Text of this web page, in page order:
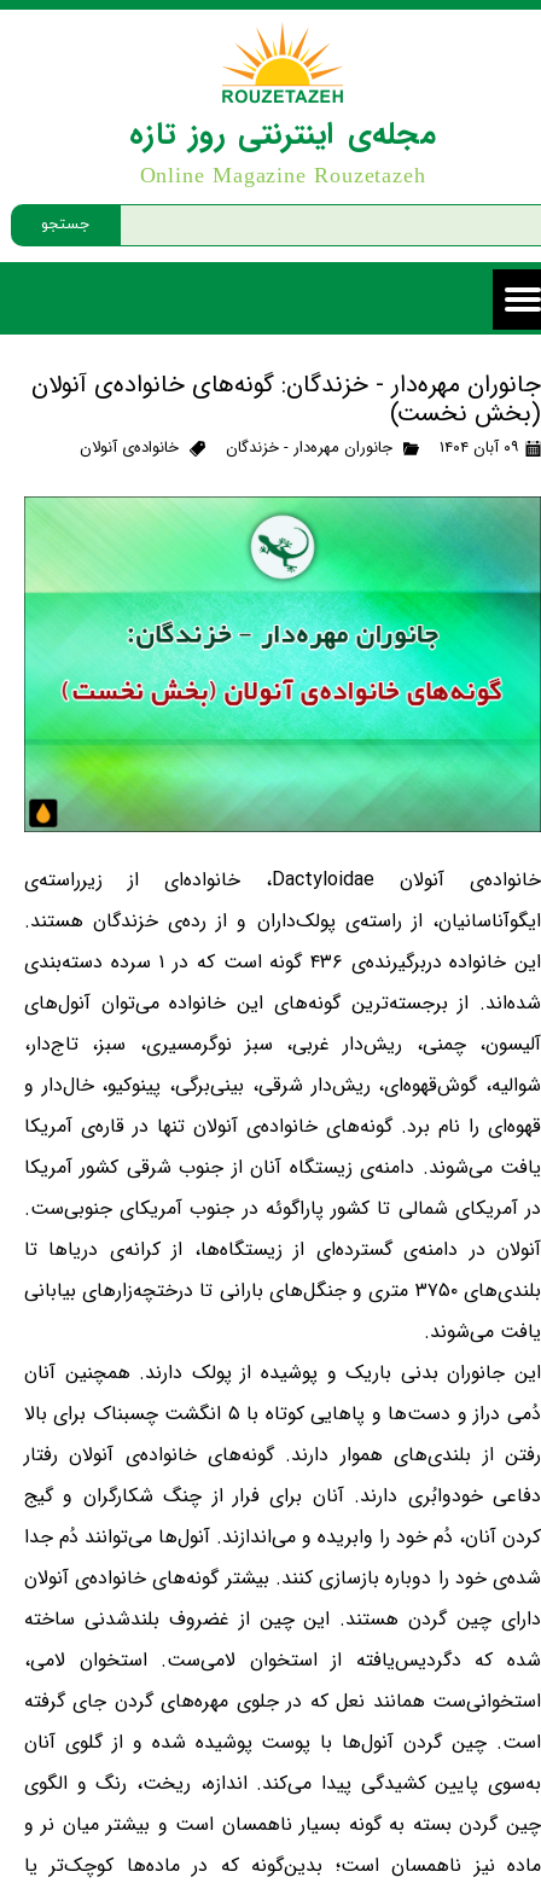
جستجو
مجله‌ی اینترنتی روز تازه
Online Magazine Rouzetazeh
جانوران مهره‌دار - خزندگان: گونه‌های خانواده‌ی آنولان
(بخش نخست)
۰۹ آبان ۱۴۰۴ جانوران مهره‌دار - خزندگان خانواده‌ی آنولان
خانواده‌ی آنولان Dactyloidae، خانواده‌ای از زیرراسته‌ی
ایگوآناسانیان، از راسته‌ی پولک‌داران و از رده‌ی خزندگان هستند.
این خانواده دربرگیرنده‌ی ۴۳۶ گونه است که در ۱ سرده دسته‌بندی
شده‌اند. از برجسته‌ترین گونه‌های این خانواده می‌توان آنول‌های
آلیسون، چمنی، ریش‌دار غربی، سبز نوگرمسیری، سبز، تاج‌دار،
شوالیه، گوش‌قهوه‌ای، ریش‌دار شرقی، بینی‌برگی، پینوکیو، خال‌دار و
قهوه‌ای را نام برد. گونه‌های خانواده‌ی آنولان تنها در قاره‌ی آمریکا
یافت می‌شوند. دامنه‌ی زیستگاه آنان از جنوب شرقی کشور آمریکا
در آمریکای شمالی تا کشور پاراگوئه در جنوب آمریکای جنوبی‌ست.
آنولان در دامنه‌ی گسترده‌ای از زیستگاه‌ها، از کرانه‌ی دریاها تا
بلندی‌های ۳۷۵۰ متری و جنگل‌های بارانی تا درختچه‌زارهای بیابانی
یافت می‌شوند.
این جانوران بدنی باریک و پوشیده از پولک دارند. همچنین آنان
دُمی دراز و دست‌ها و پاهایی کوتاه با ۵ انگشت چسبناک برای بالا
رفتن از بلندی‌های هموار دارند. گونه‌های خانواده‌ی آنولان رفتار
دفاعی خودوابُری دارند. آنان برای فرار از چنگ شکارگران و گیج
کردن آنان، دُم خود را وابریده و می‌اندازند. آنول‌ها می‌توانند دُم جدا
شده‌ی خود را دوباره بازسازی کنند. بیشتر گونه‌های خانواده‌ی آنولان
دارای چین گردن هستند. این چین از غضروف بلندشدنی ساخته
شده که دگردیس‌یافته از استخوان لامی‌ست. استخوان لامی،
استخوانی‌ست همانند نعل که در جلوی مهره‌های گردن جای گرفته
است. چین گردن آنول‌ها با پوست پوشیده شده و از گلوی آنان
به‌سوی پایین کشیدگی پیدا می‌کند. اندازه، ریخت، رنگ و الگوی
چین گردن بسته به گونه بسیار ناهمسان است و بیشتر میان نر و
ماده نیز ناهمسان است؛ بدین‌گونه که در ماده‌ها کوچک‌تر یا